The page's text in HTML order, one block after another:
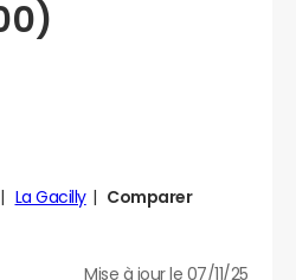
La Gacilly
Comparer
Mise à jour le 07/11/25